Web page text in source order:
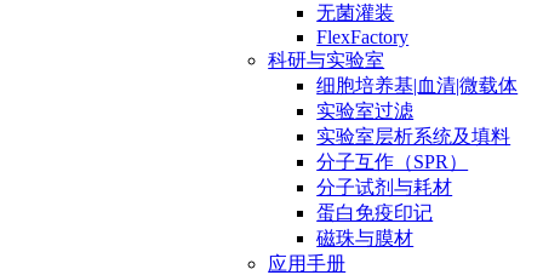
无菌灌装
FlexFactory
科研与实验室
细胞培养基|血清|微载体
实验室过滤
实验室层析系统及填料
分子互作（SPR）
分子试剂与耗材
蛋白免疫印记
磁珠与膜材
应用手册